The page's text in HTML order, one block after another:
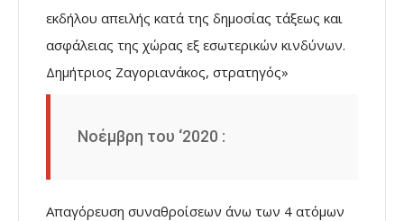
εκδήλου απειλής κατά της δημοσίας τάξεως και
ασφάλειας της χώρας εξ εσωτερικών κινδύνων.
Δημήτριος Ζαγοριανάκος, στρατηγός»
Νοέμβρη του ‘2020 :
Απαγόρευση συναθροίσεων άνω των 4 ατόμων